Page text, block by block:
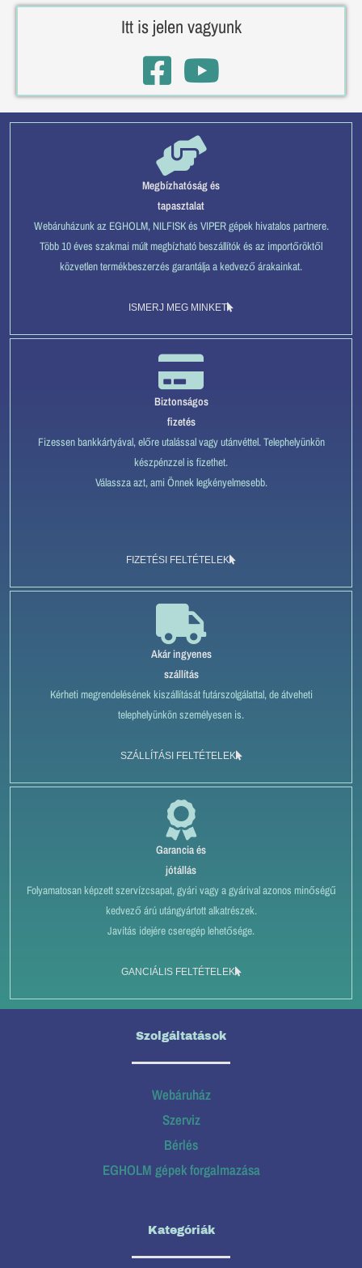
Itt is jelen vagyunk
Megbízhatóság és
tapasztalat
Webáruházunk az EGHOLM, NILFISK és VIPER gépek hivatalos partnere.
Több 10 éves szakmai múlt megbízható beszállítók és az importőröktől
közvetlen termékbeszerzés garantálja a kedvező árakainkat.
ISMERJ MEG MINKET
Biztonságos
fizetés
Fizessen bankkártyával, előre utalással vagy utánvéttel. Telephelyünkön
készpénzzel is fizethet.
Válassza azt, ami Önnek legkényelmesebb.
FIZETÉSI FELTÉTELEK
Akár ingyenes
szállítás
Kérheti megrendelésének kiszállítását futárszolgálattal, de átveheti
telephelyünkön személyesen is.
SZÁLLÍTÁSI FELTÉTELEK
Garancia és
jótállás
Folyamatosan képzett szervízcsapat, gyári vagy a gyárival azonos minőségű
kedvező árú utángyártott alkatrészek.
Javítás idejére cseregép lehetősége.
GANCIÁLIS FELTÉTELEK
Szolgáltatások
Webáruház
Szerviz
Bérlés
EGHOLM gépek forgalmazása
Kategóriák